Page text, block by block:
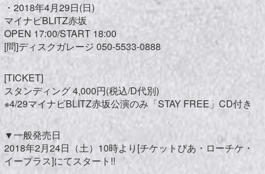
・2018年4月29日(日)
マイナビBLITZ赤坂
OPEN 17:00/START 18:00
[問]ディスクガレージ 050-5533-0888
[TICKET]
スタンディング 4,000円(税込/D代別)
※4/29マイナビBLITZ赤坂公演のみ「STAY FREE」CD付き
▼一般発売日
2018年2月24日（土）10時より[チケットぴあ・ローチケ・
イープラス]にてスタート!!